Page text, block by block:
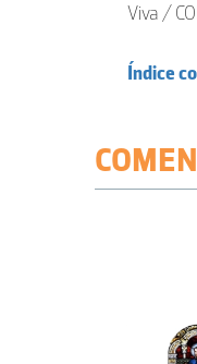
Viva /
Índice